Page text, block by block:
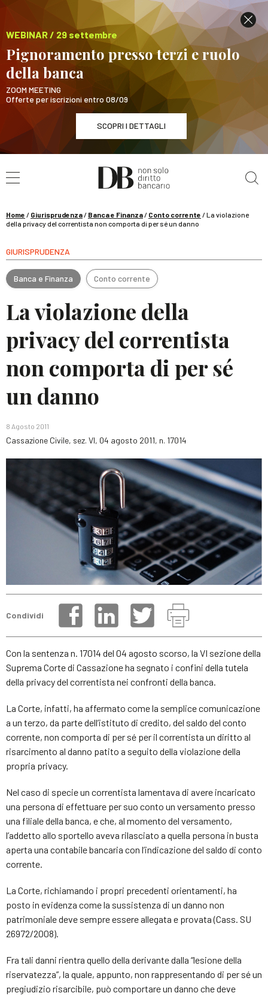
WEBINAR / 29 settembre
Pignoramento presso terzi e ruolo
della banca
ZOOM MEETING
Offerte per iscrizioni entro 08/09
SCOPRI I DETTAGLI
WEBINAR / 29 settembre
Pignoramento presso terzi e ruolo della banca
Home / Giurisprudenza/ Banca e Finanza/ Conto corrente /La violazione
della privacy del correntista non comporta di per sé un danno
GIURISPRUDENZA
Banca e Finanza Conto corrente
La violazione della
privacy del correntista
non comporta di per sé
un danno
8 Agosto 2011
Cassazione Civile, sez. VI, 04 agosto 2011, n. 17014
Condividi
Con la sentenza n. 17014 del 04 agosto scorso, la VI sezione della
Suprema Corte di Cassazione ha segnato i confini della tutela
della privacy del correntista nei confronti della banca.
La Corte, infatti, ha affermato come la semplice comunicazione
a un terzo, da parte dell’istituto di credito, del saldo del conto
corrente, non comporta di per sé per il correntista un diritto al
risarcimento al danno patito a seguito della violazione della
propria privacy.
Nel caso di specie un correntista lamentava di avere incaricato
una persona di effettuare per suo conto un versamento presso
una filiale della banca, e che, al momento del versamento,
l’addetto allo sportello aveva rilasciato a quella persona in busta
aperta una contabile bancaria con l’indicazione del saldo di conto
corrente.
La Corte, richiamando i propri precedenti orientamenti, ha
posto in evidenza come la sussistenza di un danno non
patrimoniale deve sempre essere allegata e provata (Cass. SU
26972/2008).
Fra tali danni rientra quello della derivante dalla “lesione della
riservatezza”, la quale, appunto, non rappresentando di per sé un
pregiudizio risarcibile, può comportare un danno che deve